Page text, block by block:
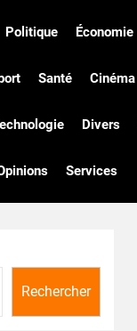
Politique Économie
Santé Cinéma
Divers
Services
Rechercher